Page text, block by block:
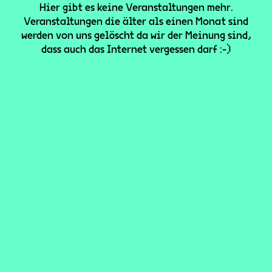
Hier gibt es keine Veranstaltungen mehr.
Veranstaltungen die älter als einen Monat sind
werden von uns gelöscht da wir der Meinung sind,
dass auch das Internet vergessen darf :-)